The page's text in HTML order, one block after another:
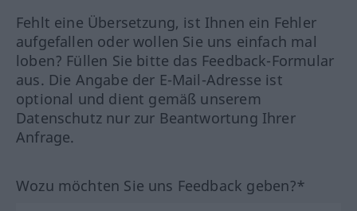
Fehlt eine Übersetzung, ist Ihnen ein Fehler
aufgefallen oder wollen Sie uns einfach mal
loben? Füllen Sie bitte das Feedback-Formular
aus. Die Angabe der E-Mail-Adresse ist
optional und dient gemäß unserem
Datenschutz nur zur Beantwortung Ihrer
Anfrage.
Wozu möchten Sie uns Feedback geben?*